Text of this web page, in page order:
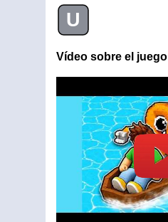
U
Vídeo sobre el juego